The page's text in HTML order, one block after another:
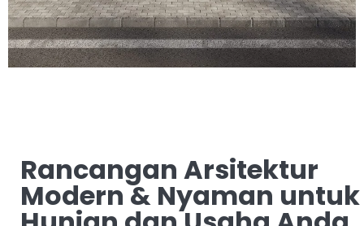
Rancangan Arsitektur
Modern & Nyaman untuk